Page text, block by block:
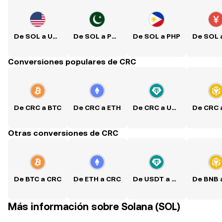
De SOL a USD De SOL a PKR De SOL a PHP
Conversiones populares de CRC
De CRC a BTC De CRC a ETH De CRC a USDT
Otras conversiones de CRC
De BTC a CRC De ETH a CRC De USDT a CRC
Más información sobre Solana (SOL)